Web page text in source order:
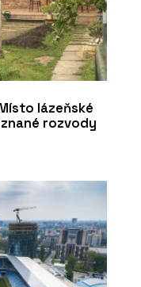
lázeňské
rozvody